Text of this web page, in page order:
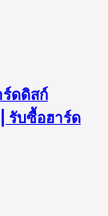
ดดิสก์
รับซื้อฮาร์ด